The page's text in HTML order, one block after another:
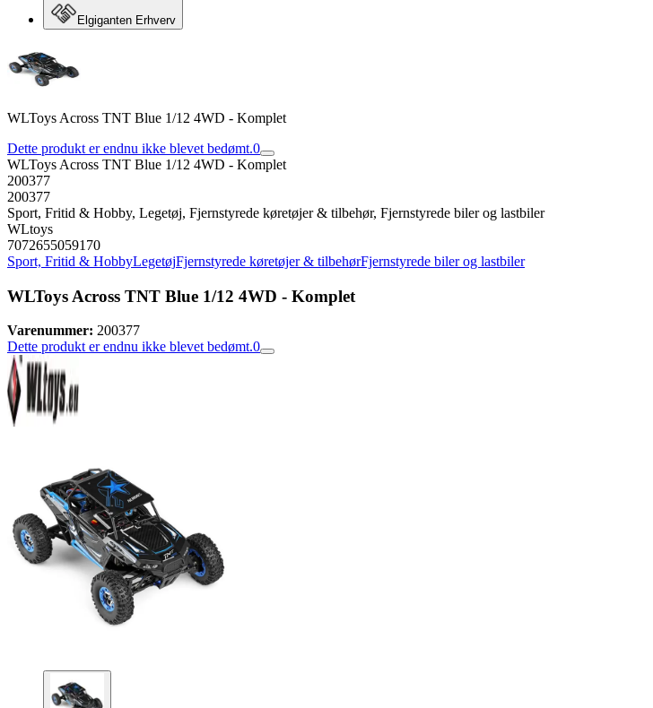
Elgiganten Erhverv
WLToys Across TNT Blue 1/12 4WD - Komplet
Dette produkt er endnu ikke blevet bedømt.0
WLToys Across TNT Blue 1/12 4WD - Komplet
200377
200377
Sport, Fritid & Hobby, Legetøj, Fjernstyrede køretøjer & tilbehør, Fjernstyrede biler og lastbiler
WLtoys
7072655059170
Sport, Fritid & HobbyLegetøjFjernstyrede køretøjer & tilbehørFjernstyrede biler og lastbiler
WLToys Across TNT Blue 1/12 4WD - Komplet
Varenummer: 200377
Dette produkt er endnu ikke blevet bedømt.0